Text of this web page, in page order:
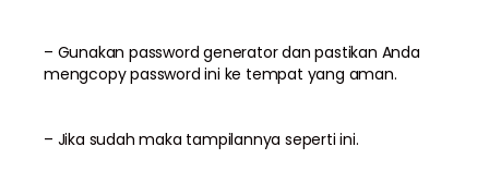
– Gunakan password generator dan pastikan Anda
mengcopy password ini ke tempat yang aman.
– Jika sudah maka tampilannya seperti ini.